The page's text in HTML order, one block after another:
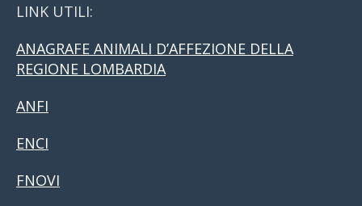
LINK UTILI:
ANAGRAFE ANIMALI D’AFFEZIONE DELLA
REGIONE LOMBARDIA
ANFI
ENCI
FNOVI